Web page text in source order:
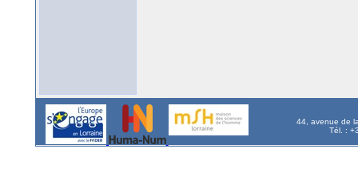
44, avenue de
Tél. :